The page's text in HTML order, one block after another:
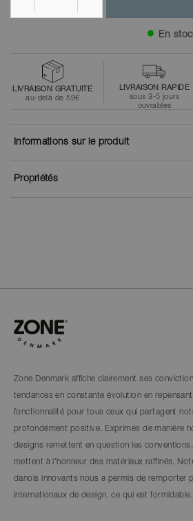
En
LIVRAISON GRATUITE
au-delà de 59€
LIVRAISON RAPIDE
sous 3-5 jours
ouvrables
Propriétés
Informations sur le produit
Zone Denmark affiche clairement ses
tendances en constante évolution en
fonctionnalité pour tous ceux qui partagent
profondément positive. Exprimés de manière
designs remettent en question les
mettent à l'honneur des matériaux raffinés.
danois innovants nous a permis de remporter
internationaux de design, ce qui est formidable.